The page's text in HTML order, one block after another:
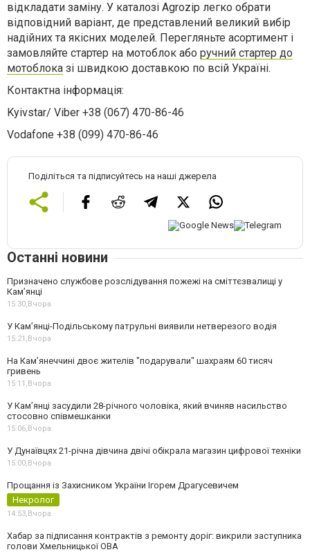
відкладати заміну. У каталозі Agrozip легко обрати
відповідний варіант, де представлений великий вибір
надійних та якісних моделей. Перегляньте асортимент і
замовляйте стартер на мотоблок або ручний стартер до
мотоблока зі швидкою доставкою по всій Україні.
Контактна інформація:
Kyivstar/ Viber +38 (067) 470-86-46
Vodafone +38 (099) 470-86-46
Поділіться та підписуйтесь на наші джерела
Останні новини
Призначено службове розслідування пожежі на сміттєзвалищі у
Кам’янці
15:30,Вчора
У Кам’янці-Подільському патрульні виявили нетверезого водія
15:21,Вчора
На Камʼянеччині двоє жителів "подарували" шахраям 60 тисяч
гривень
15:11,Вчора
У Камʼянці засудили 28-річного чоловіка, який вчиняв насильство
стосовно співмешканки
15:06,Вчора
У Дунаївцях 21-річна дівчина двічі обікрала магазин цифрової техніки
15:00,Вчора
Прощання із Захисником України Ігорем Драгусевичем
Некролог
14:53,Вчора
Хабар за підписання контрактів з ремонту доріг: викрили заступника
голови Хмельницької ОВА